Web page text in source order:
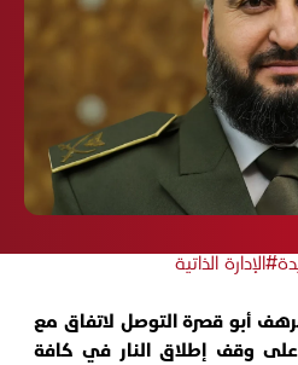
#الإدارة الذاتية
أبو قصرة التوصل لاتفاق مع
على وقف إطلاق النار في كافة